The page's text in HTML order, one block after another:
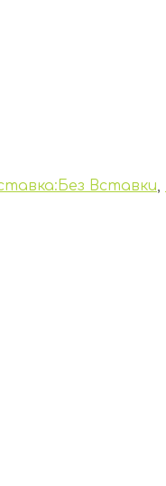
Вставки,